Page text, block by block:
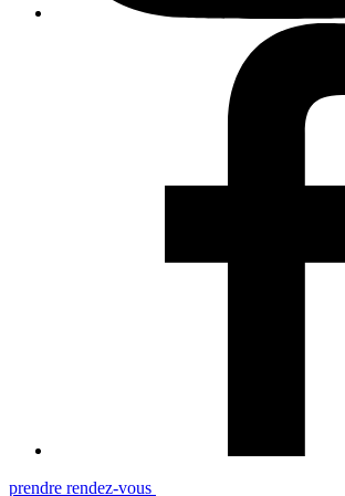
prendre rendez-vous